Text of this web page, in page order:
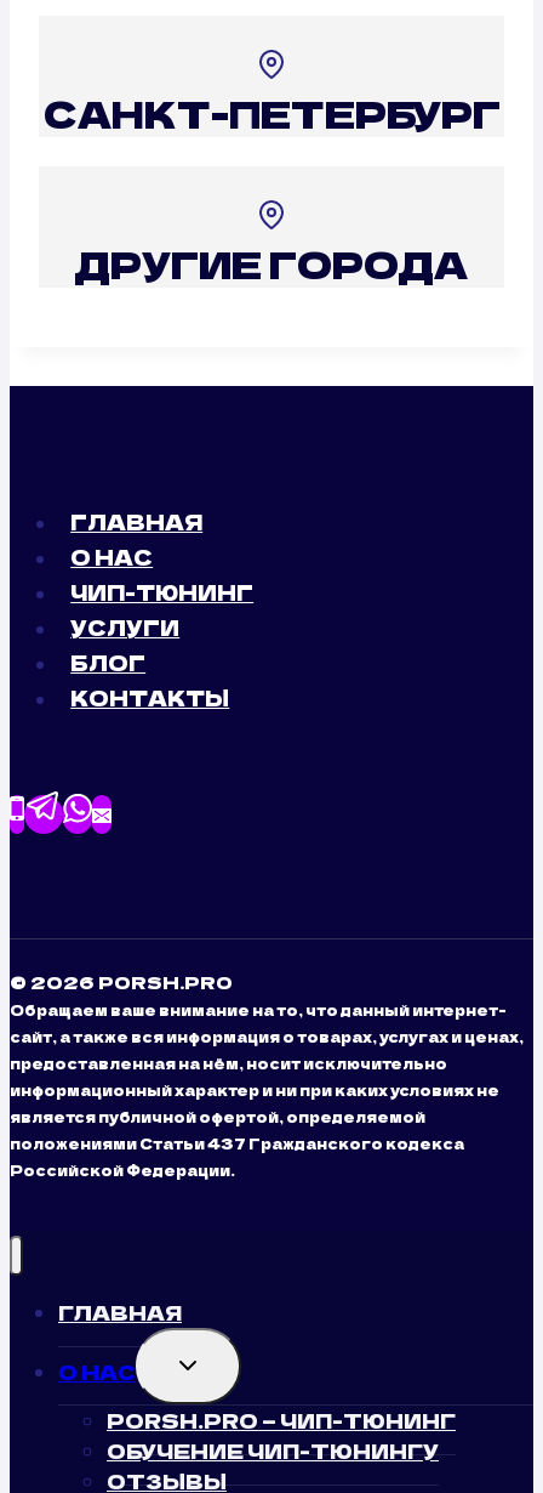
САНКТ-ПЕТЕРБУРГ
ДРУГИЕ ГОРОДА
ГЛАВНАЯ
О НАС
ЧИП-ТЮНИНГ
УСЛУГИ
БЛОГ
КОНТАКТЫ
© 2026 PORSH.PRO
Обращаем ваше внимание на то, что данный интернет-
сайт, а также вся информация о товарах, услугах и ценах,
предоставленная на нём, носит исключительно
информационный характер и ни при каких условиях не
является публичной офертой, определяемой
положениями Статьи 437 Гражданского кодекса
Российской Федерации.
ГЛАВНАЯ
О НАС TOGGLE
CHILD
MENU
PORSH.PRO — ЧИП-ТЮНИНГ
ОБУЧЕНИЕ ЧИП-ТЮНИНГУ
ОТЗЫВЫ